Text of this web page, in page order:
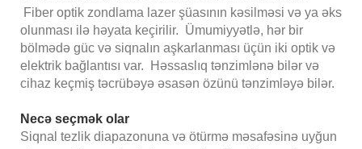
Fiber optik zondlama lazer şüasının kəsilməsi və ya əks
olunması ilə həyata keçirilir. Ümumiyyətlə, hər bir
bölmədə güc və siqnalın aşkarlanması üçün iki optik və
elektrik bağlantısı var. Həssaslıq tənzimlənə bilər və
cihaz keçmiş təcrübəyə əsasən özünü tənzimləyə bilər.
Necə seçmək olar
Siqnal tezlik diapazonuna və ötürmə məsafəsinə uyğun